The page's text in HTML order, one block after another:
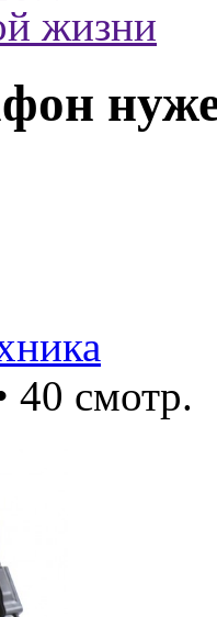
жизни
40 смотр.